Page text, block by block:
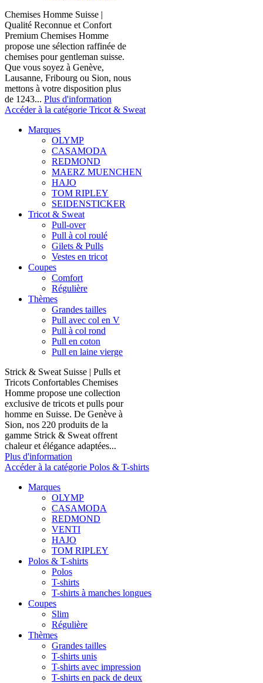
Chemises Homme Suisse |
Qualité Reconnue et Confort
Premium Chemises Homme
propose une sélection raffinée de
chemises pour gentleman suisse.
Que vous soyez à Genève,
Lausanne, Fribourg ou Sion, nous
mettons à votre disposition plus
de 1243... Plus d'information
Accéder à la catégorie Tricot & Sweat
Marques
OLYMP
CASAMODA
REDMOND
MAERZ MUENCHEN
HAJO
TOM RIPLEY
SEIDENSTICKER
Tricot & Sweat
Pull-over
Pull à col roulé
Gilets & Pulls
Vestes en tricot
Coupes
Comfort
Régulière
Thèmes
Grandes tailles
Pull avec col en V
Pull à col rond
Pull en coton
Pull en laine vierge
Strick & Sweat Suisse | Pulls et
Tricots Confortables Chemises
Homme propose une collection
exclusive de tricots et pulls pour
homme en Suisse. De Genève à
Sion, nos 220 produits de la
gamme Strick & Sweat offrent
chaleur et élégance adaptées...
Plus d'information
Accéder à la catégorie Polos & T-shirts
Marques
OLYMP
CASAMODA
REDMOND
VENTI
HAJO
TOM RIPLEY
Polos & T-shirts
Polos
T-shirts
T-shirts à manches longues
Coupes
Slim
Régulière
Thèmes
Grandes tailles
T-shirts unis
T-shirts avec impression
T-shirts en pack de deux